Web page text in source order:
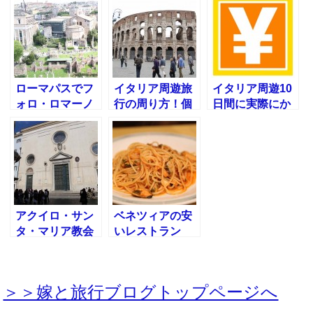
る費用を予想し
て計算！
い一脚は？
ローマパスでフ
ォロ・ロマーノ
とパラティーノ
の丘へ！イタリ
アローマ観光
イタリア周遊旅
行の周り方！個
人旅行プランの
立て方
イタリア周遊10
日間に実際にか
アクイロ・サン
タ・マリア教会
ベネツィアの安
いレストラン
＞＞嫁と旅行ブログトップページへ